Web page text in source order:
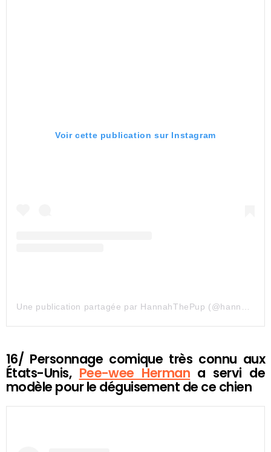
Voir cette publication sur Instagram
16/ Personnage comique très connu aux
États-Unis, Pee-wee Herman a servi de
modèle pour le déguisement de ce chien